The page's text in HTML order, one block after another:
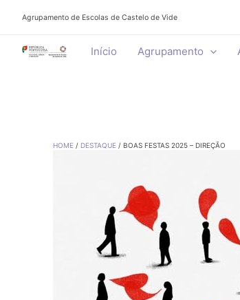
Agrupamento de Escolas de Castelo de Vide
Início Agrupamento
HOME DESTAQUE BOAS FESTAS 2025 – DIREÇÃO